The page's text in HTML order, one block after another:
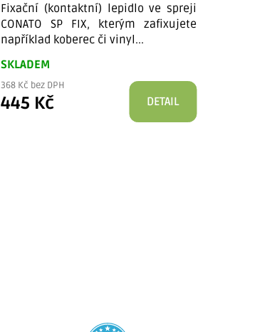
Fixační (kontaktní) lepidlo ve spreji
CONATO SP FIX, kterým zafixujete
například koberec či vinyl...
SKLADEM
368 Kč bez DPH
445 Kč DETAIL